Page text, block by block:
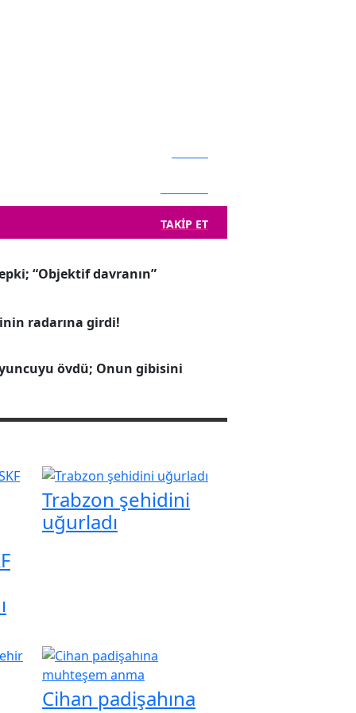
TAKIP ET
“Objektif davranın”
radarına girdi!
övdü; Onun gibisini
Trabzon şehidini
uğurladı
Cihan padişahına